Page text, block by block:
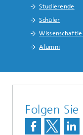
Studierende
Schüler
Alumni
Folgen Sie